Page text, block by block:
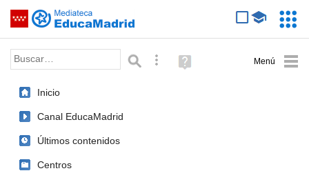
Saltar navegación
Palabra o frase: Búsqueda avanzada
Ayuda
(en
Inicio
Canal EducaMadrid
Últimos contenidos
Centros